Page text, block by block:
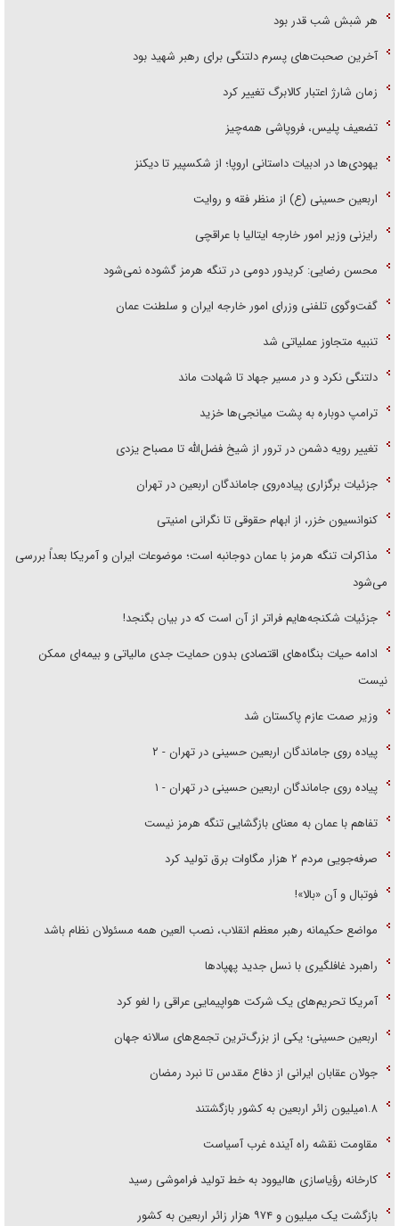
هر شبش شب قدر بود
آخرین صحبت‌های پسرم دلتنگی برای رهبر شهید بود
زمان شارژ اعتبار کالابرگ تغییر کرد
تضعیف پلیس، فروپاشی همه‌چیز
یهودی‌ها در ادبیات داستانی اروپا؛ از شکسپیر تا دیکنز
اربعین حسینی (ع) از منظر فقه و روایت
رایزنی وزیر امور خارجه ایتالیا با عراقچی
محسن رضایی: کریدور دومی در تنگه هرمز گشوده نمی‌شود
گفت‌وگوی تلفنی وزرای امور خارجه ایران و سلطنت عمان
تنبیه متجاوز عملیاتی شد
دلتنگی نکرد و در مسیر جهاد تا شهادت ماند
ترامپ دوباره به پشت میانجی‌ها خزید
تغییر رویه دشمن در ترور از شیخ فضل‌الله تا مصباح یزدی
جزئیات برگزاری پیاده‌روی جاماندگان اربعین در تهران
کنوانسیون خزر، از ابهام حقوقی تا نگرانی امنیتی
مذاکرات تنگه هرمز با عمان دوجانبه است؛ موضوعات ایران و آمریکا بعداً بررسی
می‌شود
جزئیات شکنجه‌هایم فراتر از آن است که در بیان بگنجد!
ادامه حیات بنگاه‌های اقتصادی بدون حمایت جدی مالیاتی و بیمه‌ای ممکن
نیست
وزیر صمت عازم پاکستان شد
پیاده روی جاماندگان اربعین حسینی در تهران - ۲
پیاده روی جاماندگان اربعین حسینی در تهران - ۱
تفاهم با عمان به معنای بازگشایی تنگه هرمز نیست
صرفه‌جویی مردم ۲ هزار مگاوات برق تولید کرد
فوتبال و آن «بالا»!
مواضع حکیمانه رهبر معظم انقلاب، نصب العین همه مسئولان نظام باشد
راهبرد غافلگیری با نسل جدید پهپاد‌ها
آمریکا تحریم‌های یک شرکت هواپیمایی عراقی را لغو کرد
اربعین حسینی؛ یکی از بزرگ‌ترین تجمع‌های سالانه جهان
جولان عقابان ایرانی از دفاع مقدس تا نبرد رمضان
۱.۸میلیون زائر اربعین به کشور بازگشتند
مقاومت نقشه راه آینده غرب آسیاست
کارخانه رؤیاسازی هالیوود به خط تولید فراموشی رسید
بازگشت یک میلیون و ۹۷۴ هزار زائر اربعین به کشور